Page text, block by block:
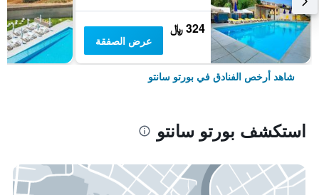
324 ﷼
عرض الصفقة
شاهد أرخص الفنادق في بورتو سانتو
استكشف بورتو سانتو